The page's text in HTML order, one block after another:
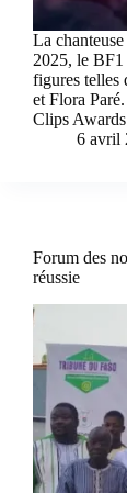
La
2025, le BF1
figures telles
et Flora
Clips
6 avril
Forum des
réussie